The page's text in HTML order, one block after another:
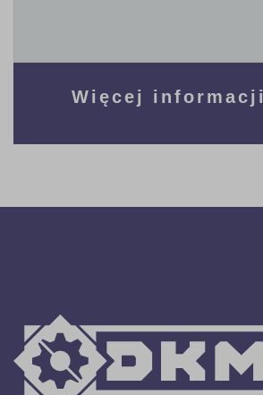
Więcej informacji